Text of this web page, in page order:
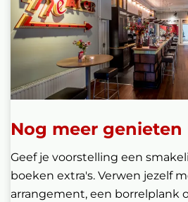
Nog meer genieten
Geef je voorstelling een
boeken extra's. Verwen jezelf
arrangement, een borrelplank